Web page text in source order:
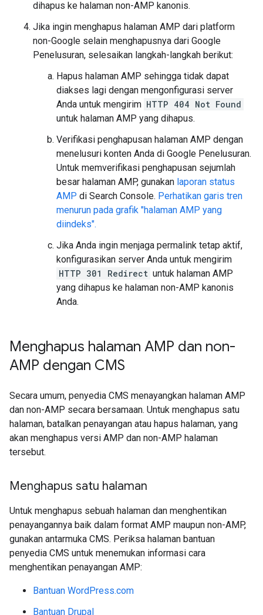
dihapus ke halaman non-AMP kanonis.
Jika ingin menghapus halaman AMP dari platform
non-Google selain menghapusnya dari Google
Penelusuran, selesaikan langkah-langkah berikut:
Hapus halaman AMP sehingga tidak dapat
diakses lagi dengan mengonfigurasi server
Anda untuk mengirim HTTP 404 Not Found
untuk halaman AMP yang dihapus.
Verifikasi penghapusan halaman AMP dengan
menelusuri konten Anda di Google Penelusuran.
Untuk memverifikasi penghapusan sejumlah
besar halaman AMP, gunakan laporan status
AMP di Search Console. Perhatikan garis tren
menurun pada grafik "halaman AMP yang
diindeks".
Jika Anda ingin menjaga permalink tetap aktif,
konfigurasikan server Anda untuk mengirim
HTTP 301 Redirect untuk halaman AMP
yang dihapus ke halaman non-AMP kanonis
Anda.
Menghapus halaman AMP dan non-
AMP dengan CMS
Secara umum, penyedia CMS menayangkan halaman AMP
dan non-AMP secara bersamaan. Untuk menghapus satu
halaman, batalkan penayangan atau hapus halaman, yang
akan menghapus versi AMP dan non-AMP halaman
tersebut.
Menghapus satu halaman
Untuk menghapus sebuah halaman dan menghentikan
penayangannya baik dalam format AMP maupun non-AMP,
gunakan antarmuka CMS. Periksa halaman bantuan
penyedia CMS untuk menemukan informasi cara
menghentikan penayangan AMP:
Bantuan WordPress.com
Bantuan Drupal